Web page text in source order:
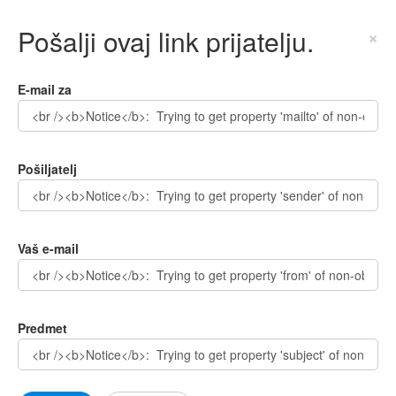
Pošalji ovaj link prijatelju. ×
E-mail za
Pošiljatelj
Vaš e-mail
Predmet